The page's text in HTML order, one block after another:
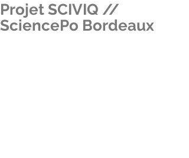
Projet SCIVIQ //
SciencePo Bordeaux